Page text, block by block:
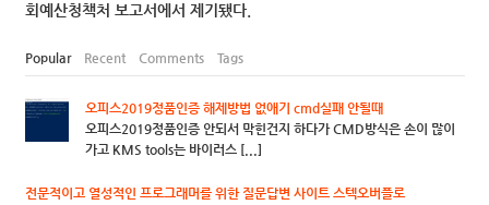
회예산청책처 보고서에서 제기됐다.
Popular Recent Comments Tags
오피스2019정품인증 해제방법 없애기 cmd실패 안될때
오피스2019정품인증 안되서 막힌건지 하다가 CMD방식은 손이 많이
가고 KMS tools는 바이러스 [...]
전문적이고 열성적인 프로그래머를 위한 질문답변 사이트 스텍오버플로